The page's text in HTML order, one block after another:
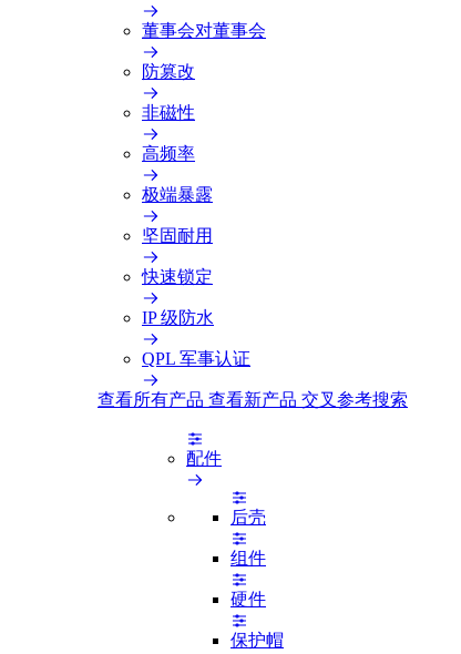
董事会对董事会
防篡改
非磁性
高频率
极端暴露
坚固耐用
快速锁定
IP 级防水
QPL 军事认证
查看所有产品 查看新产品 交叉参考搜索
配件
后壳
组件
硬件
保护帽